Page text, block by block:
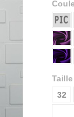
Taille
32